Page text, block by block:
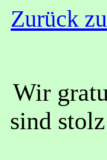
Zurück
Wir
sind